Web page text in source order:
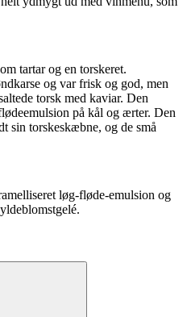
tartar og en torskeret.
og var frisk og god, men
torsk med kaviar. Den
på kål og ærter. Den
sin torskeskæbne, og de små
løg-fløde-emulsion og